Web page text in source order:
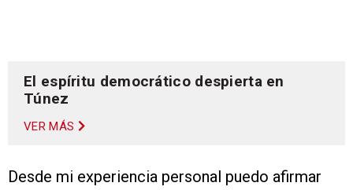
El espíritu democrático despierta en
Túnez
VER MÁS
Desde mi experiencia personal puedo afirmar